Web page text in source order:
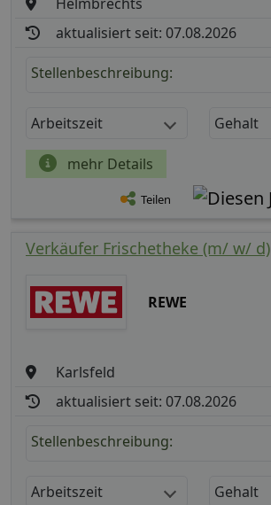
Helmbrechts
aktualisiert seit: 07.08.2026
Stellenbeschreibung:
Arbeitszeit Gehalt
mehr Details
Teilen
Verkäufer Frischetheke (m/ w/ d)
REWE
Karlsfeld
aktualisiert seit: 07.08.2026
Stellenbeschreibung:
Arbeitszeit Gehalt